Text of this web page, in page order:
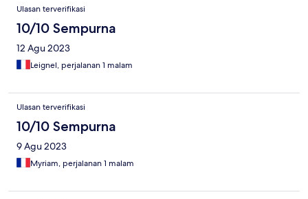
Ulasan terverifikasi
10/10 Sempurna
12 Agu 2023
Leignel, perjalanan 1 malam
Ulasan terverifikasi
10/10 Sempurna
9 Agu 2023
Myriam, perjalanan 1 malam